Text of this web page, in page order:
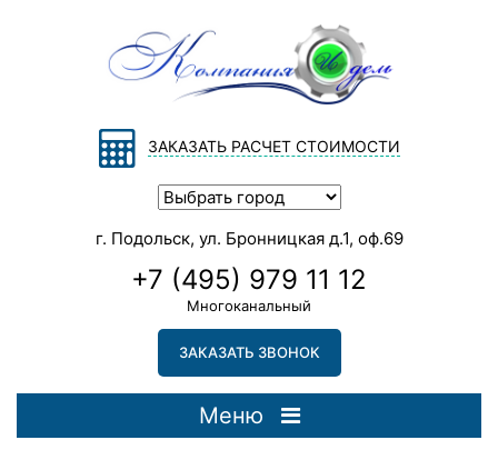
ЗАКАЗАТЬ РАСЧЕТ СТОИМОСТИ
г. Подольск, ул. Бронницкая д.1, оф.69
+7 (495) 979 11 12
Многоканальный
ЗАКАЗАТЬ ЗВОНОК
Меню